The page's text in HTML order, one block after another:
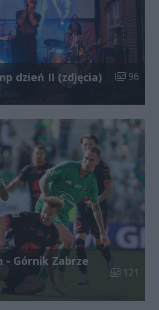
dzień II (zdjęcia) Liczba
96
- Górnik Zabrze
Liczba
121